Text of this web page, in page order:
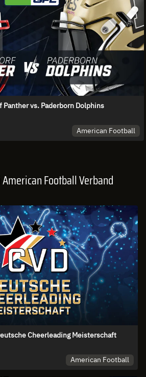
Panther vs. Paderborn Dolphins
American Football
Football Verband
Cheerleading Meisterschaft
American Football